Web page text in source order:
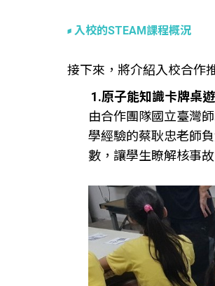
入校的STEAM課程概況
接下來，將介紹入校合作
1.原子能知識卡牌桌遊
由合作團隊國立臺灣
學經驗的蔡耿忠老師
數，讓學生瞭解核事